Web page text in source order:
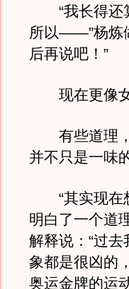
“我长得还
所以——”杨炼
后再说吧！”
现在更像
有些道理，
并不只是一味
“其实现在
明白了一个道
解释说：“过
象都是很凶的
奥运金牌的运